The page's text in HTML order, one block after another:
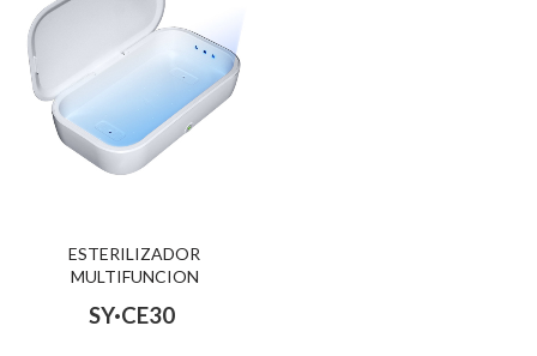
ESTERILIZADOR
MULTIFUNCION
SY·CE30